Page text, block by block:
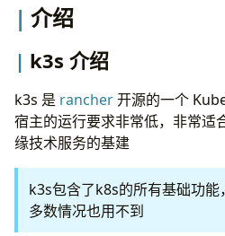
使用共享 secret
群
安装 k3s agent
验证集群安装
查看 cilium 启用的功能
开启 hubble in
安装 hubble Client
介绍
k3s 介绍
k3s 是 rancher开源的一个
宿主的运行要求非常低，非常适
缘技术服务的基建
k3s包含了k8s的所有基础功
多数情况也用不到